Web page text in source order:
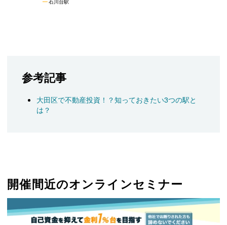
石川台駅
参考記事
大田区で不動産投資！？知っておきたい3つの駅と
は？
開催間近のオンラインセミナー